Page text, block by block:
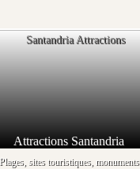
Attractions Santandria
Plages, sites touristiques, monuments